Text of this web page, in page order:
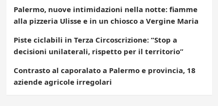
Palermo, nuove intimidazioni nella notte: fiamme
alla pizzeria Ulisse e in un chiosco a Vergine Maria
Piste ciclabili in Terza Circoscrizione: “Stop a
decisioni unilaterali, rispetto per il territorio”
Contrasto al caporalato a Palermo e provincia, 18
aziende agricole irregolari